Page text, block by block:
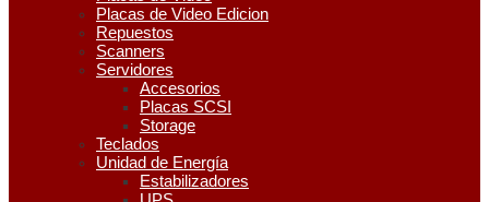
Placas de Video Edicion
Repuestos
Scanners
Servidores
Accesorios
Placas SCSI
Storage
Teclados
Unidad de Energía
Estabilizadores